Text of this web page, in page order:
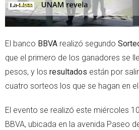
El banco BBVA realizó segundo
que el primero de los ganadores se
pesos, y los resultados están por
cuatro sorteos los que se hagan en
El evento se realizó este miércoles
BBVA, ubicada en la avenida Paseo